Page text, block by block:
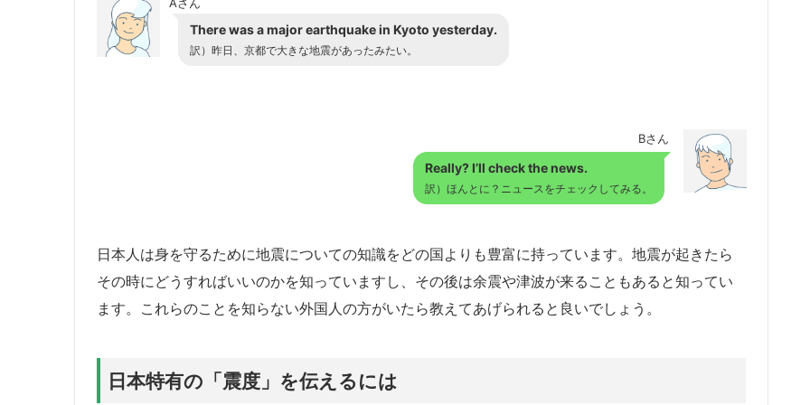
There was a major earthquake in Kyoto yesterday.
訳）昨日、京都で大きな地震があったみたい。
Bさん
Really? I’ll check the news.
訳）ほんとに？ニュースをチェックしてみる。
日本人は身を守るために地震についての知識をどの国よりも豊富に持っています。地震が起きたら
その時にどうすればいいのかを知っていますし、その後は余震や津波が来ることもあると知ってい
ます。これらのことを知らない外国人の方がいたら教えてあげられると良いでしょう。
日本特有の「震度」を伝えるには